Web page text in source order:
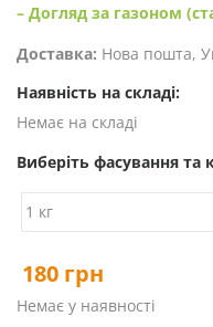
– Догляд за газоном
Доставка: Нова пошта,
Наявність на складі:
Немає на складі
Виберіть фасування та
180 грн
Немає у наявності